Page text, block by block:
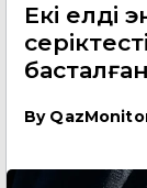
Екі елдің
басталған
By